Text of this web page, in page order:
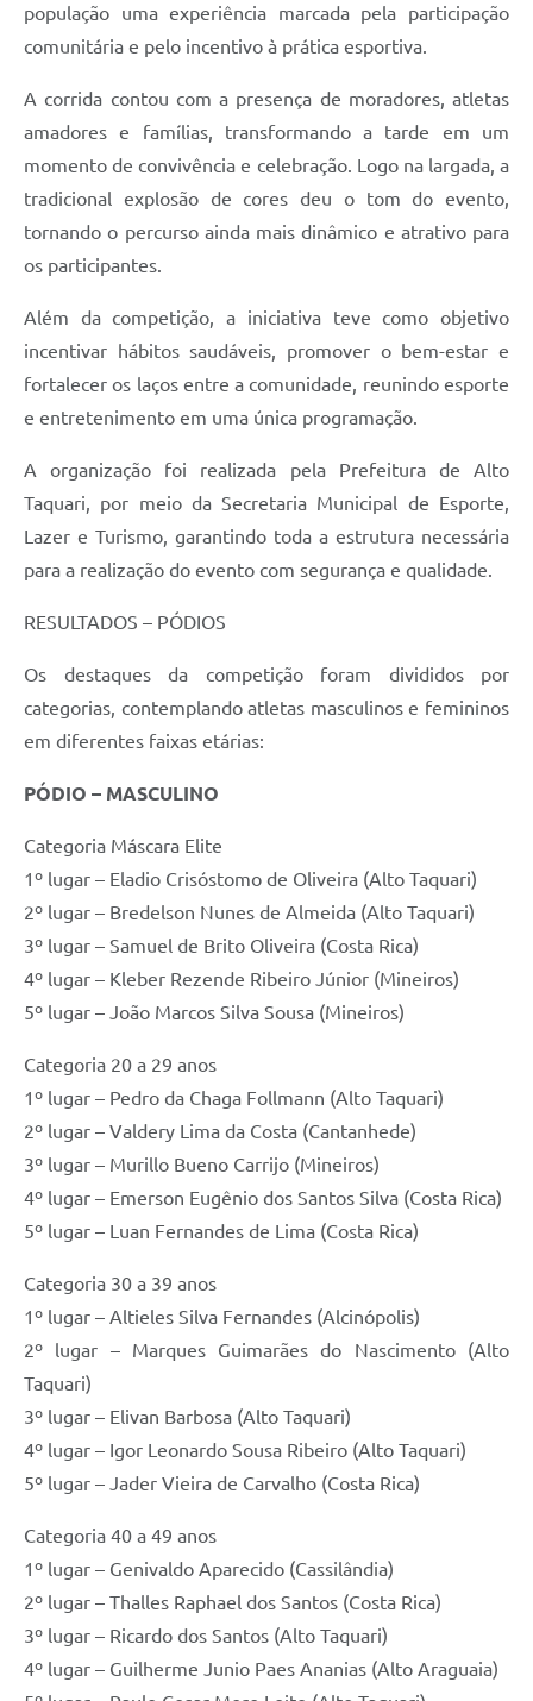
população uma experiência marcada pela participação
comunitária e pelo incentivo à prática esportiva.
A corrida contou com a presença de moradores, atletas
amadores e famílias, transformando a tarde em um
momento de convivência e celebração. Logo na largada, a
tradicional explosão de cores deu o tom do evento,
tornando o percurso ainda mais dinâmico e atrativo para
os participantes.
Além da competição, a iniciativa teve como objetivo
incentivar hábitos saudáveis, promover o bem-estar e
fortalecer os laços entre a comunidade, reunindo esporte
e entretenimento em uma única programação.
A organização foi realizada pela Prefeitura de Alto
Taquari, por meio da Secretaria Municipal de Esporte,
Lazer e Turismo, garantindo toda a estrutura necessária
para a realização do evento com segurança e qualidade.
RESULTADOS – PÓDIOS
Os destaques da competição foram divididos por
categorias, contemplando atletas masculinos e femininos
em diferentes faixas etárias:
PÓDIO – MASCULINO
Categoria Máscara Elite
1º lugar – Eladio Crisóstomo de Oliveira (Alto Taquari)
2º lugar – Bredelson Nunes de Almeida (Alto Taquari)
3º lugar – Samuel de Brito Oliveira (Costa Rica)
4º lugar – Kleber Rezende Ribeiro Júnior (Mineiros)
5º lugar – João Marcos Silva Sousa (Mineiros)
Categoria 20 a 29 anos
1º lugar – Pedro da Chaga Follmann (Alto Taquari)
2º lugar – Valdery Lima da Costa (Cantanhede)
3º lugar – Murillo Bueno Carrijo (Mineiros)
4º lugar – Emerson Eugênio dos Santos Silva (Costa Rica)
5º lugar – Luan Fernandes de Lima (Costa Rica)
Categoria 30 a 39 anos
1º lugar – Altieles Silva Fernandes (Alcinópolis)
2º lugar – Marques Guimarães do Nascimento (Alto
Taquari)
3º lugar – Elivan Barbosa (Alto Taquari)
4º lugar – Igor Leonardo Sousa Ribeiro (Alto Taquari)
5º lugar – Jader Vieira de Carvalho (Costa Rica)
Categoria 40 a 49 anos
1º lugar – Genivaldo Aparecido (Cassilândia)
2º lugar – Thalles Raphael dos Santos (Costa Rica)
3º lugar – Ricardo dos Santos (Alto Taquari)
4º lugar – Guilherme Junio Paes Ananias (Alto Araguaia)